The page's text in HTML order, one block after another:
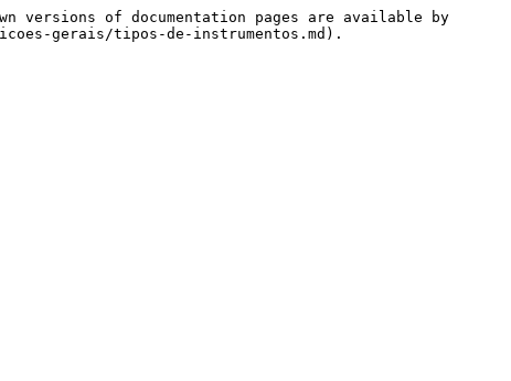
versions of documentation pages are available by
gerais/tipos-de-instrumentos.md).